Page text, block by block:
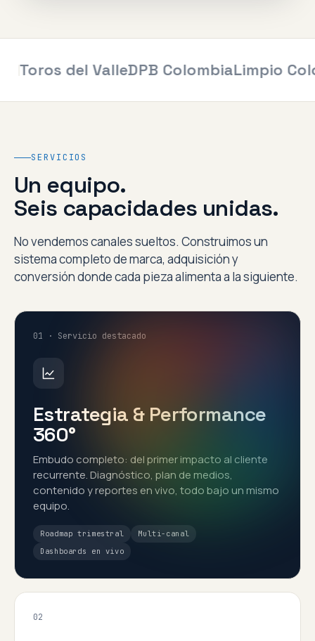
Toros del ValleDPB ColombiaLimpio
SERVICIOS
Un equipo.
Seis capacidades unidas.
No vendemos canales sueltos. Construimos un
sistema completo de marca, adquisición y
conversión donde cada pieza alimenta a la siguiente.
01 · Servicio destacado
Estrategia & Performance
360°
Embudo completo: del primer impacto al cliente
recurrente. Diagnóstico, plan de medios,
contenido y reportes en vivo, todo bajo un mismo
equipo.
Roadmap trimestral
Multi-canal
Dashboards en vivo
02